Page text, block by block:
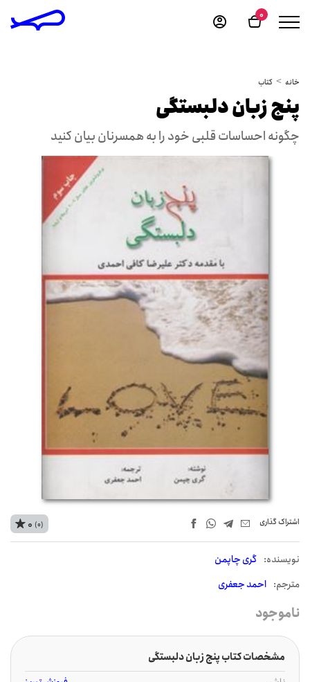
0
خانه کتاب
پنج زبان دلبستگی
چگونه احساسات قلبی خود را به همسرنان بیان کنید
اشتراک‌ گذاری
نويسنده: گری چاپمن
مترجم: احمد جعفری
0 (0)
ناموجود
مشخصات کتاب پنج زبان دلبستگی